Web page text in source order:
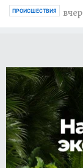
ПРОИСШЕСТВИЯ